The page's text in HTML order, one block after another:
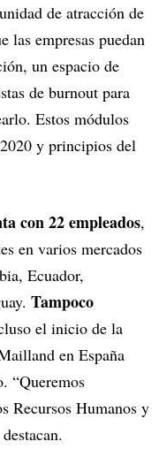
de atracción de
las empresas puedan
un espacio de
de burnout para
Estos módulos
y principios del
con 22 empleados,
en varios mercados
Ecuador,
Tampoco
el inicio de la
en España
“Queremos
Recursos Humanos y